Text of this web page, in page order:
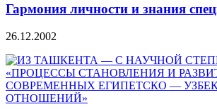
Гармония личности и знания
26.12.2002